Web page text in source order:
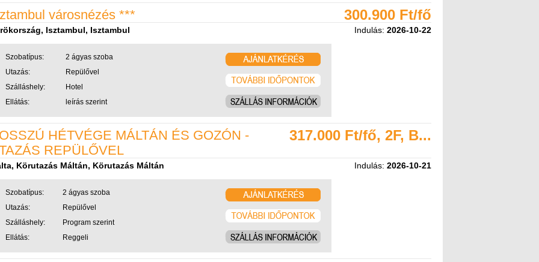
városnézés *** 300.900 Ft/fő
Isztambul, Isztambul Indulás: 2026-10-22
Szobatípus:
2 ágyas szoba
Utazás:
Repülővel
Szálláshely:
Hotel
Ellátás:
leírás szerint
HÉTVÉGE MÁLTÁN ÉS GOZÓN -
REPÜLŐVEL
317.000 Ft/fő, 2F, B...
Körutazás Máltán, Körutazás Máltán Indulás: 2026-10-21
Szobatípus:
2 ágyas szoba
Utazás:
Repülővel
Szálláshely:
Program szerint
Ellátás:
Reggeli